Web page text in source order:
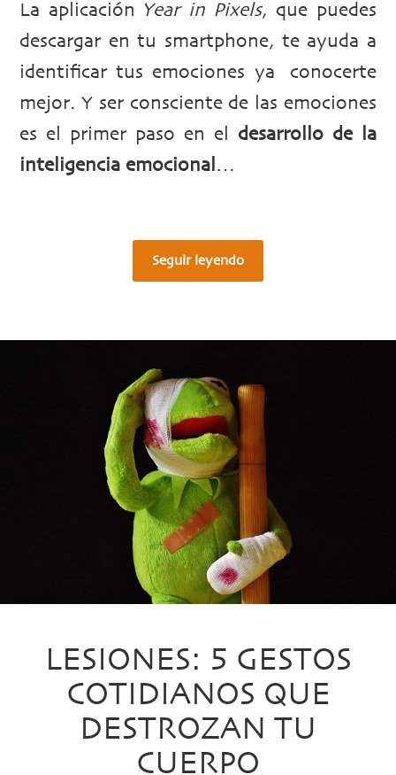
La aplicación Year in Pixels, que puedes
descargar en tu smartphone, te ayuda a
identificar tus emociones ya conocerte
mejor. Y ser consciente de las emociones
es el primer paso en el desarrollo de la
inteligencia emocional …
Seguir leyendo
LESIONES: 5 GESTOS
COTIDIANOS QUE
DESTROZAN TU
CUERPO